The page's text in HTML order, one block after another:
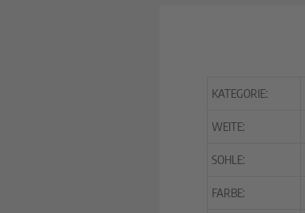
KATEGORIE:
WEITE:
SOHLE:
FARBE: